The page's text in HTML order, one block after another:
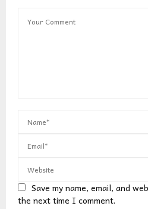
Save my name, email, and
the next time I comment.